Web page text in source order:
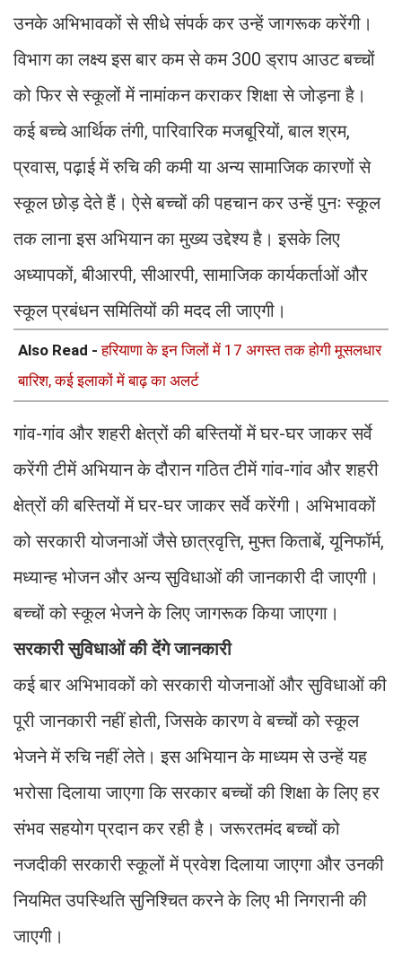
उनके अभिभावकों से सीधे संपर्क कर उन्हें जागरूक करेंगी।
विभाग का लक्ष्य इस बार कम से कम 300 ड्राप आउट बच्चों
को फिर से स्कूलों में नामांकन कराकर शिक्षा से जोड़ना है।
कई बच्चे आर्थिक तंगी, पारिवारिक मजबूरियों, बाल श्रम,
प्रवास, पढ़ाई में रुचि की कमी या अन्य सामाजिक कारणों से
स्कूल छोड़ देते हैं। ऐसे बच्चों की पहचान कर उन्हें पुनः स्कूल
तक लाना इस अभियान का मुख्य उद्देश्य है। इसके लिए
अध्यापकों, बीआरपी, सीआरपी, सामाजिक कार्यकर्ताओं और
स्कूल प्रबंधन समितियों की मदद ली जाएगी।
Also Read -हरियाणा के इन जिलों में 17 अगस्त तक होगी मूसलधार
बारिश, कई इलाकों में बाढ़ का अलर्ट
गांव-गांव और शहरी क्षेत्रों की बस्तियों में घर-घर जाकर सर्वे
करेंगी टीमें अभियान के दौरान गठित टीमें गांव-गांव और शहरी
क्षेत्रों की बस्तियों में घर-घर जाकर सर्वे करेंगी। अभिभावकों
को सरकारी योजनाओं जैसे छात्रवृत्ति, मुफ्त किताबें, यूनिफॉर्म,
मध्यान्ह भोजन और अन्य सुविधाओं की जानकारी दी जाएगी।
बच्चों को स्कूल भेजने के लिए जागरूक किया जाएगा।
सरकारी सुविधाओं की देंगे जानकारी
कई बार अभिभावकों को सरकारी योजनाओं और सुविधाओं की
पूरी जानकारी नहीं होती, जिसके कारण वे बच्चों को स्कूल
भेजने में रुचि नहीं लेते। इस अभियान के माध्यम से उन्हें यह
भरोसा दिलाया जाएगा कि सरकार बच्चों की शिक्षा के लिए हर
संभव सहयोग प्रदान कर रही है। जरूरतमंद बच्चों को
नजदीकी सरकारी स्कूलों में प्रवेश दिलाया जाएगा और उनकी
नियमित उपस्थिति सुनिश्चित करने के लिए भी निगरानी की
जाएगी।